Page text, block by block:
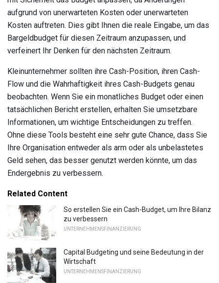
aufgrund von unerwarteten Kosten oder unerwarteten
Kosten auftreten. Dies gibt Ihnen die reale Eingabe, um das
Bargeldbudget für diesen Zeitraum anzupassen, und
verfeinert Ihr Denken für den nächsten Zeitraum.
Kleinunternehmer sollten ihre Cash-Position, ihren Cash-
Flow und die Wahrhaftigkeit ihres Cash-Budgets genau
beobachten. Wenn Sie ein monatliches Budget oder einen
tatsächlichen Bericht erstellen, erhalten Sie umsetzbare
Informationen, um wichtige Entscheidungen zu treffen.
Ohne diese Tools besteht eine sehr gute Chance, dass Sie
Ihre Organisation entweder als arm oder als unbelastetes
Geld sehen, das besser genutzt werden könnte, um das
Endergebnis zu verbessern.
Related Content
So erstellen Sie ein Cash-Budget, um Ihre Bilanz
zu verbessern
UNTERNEHMENSFINANZIERUNG
Capital Budgeting und seine Bedeutung in der
Wirtschaft
UNTERNEHMENSFINANZIERUNG